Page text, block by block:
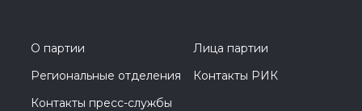
О партии
Лица партии
Региональные отделения
Контакты РИК
Контакты пресс-службы